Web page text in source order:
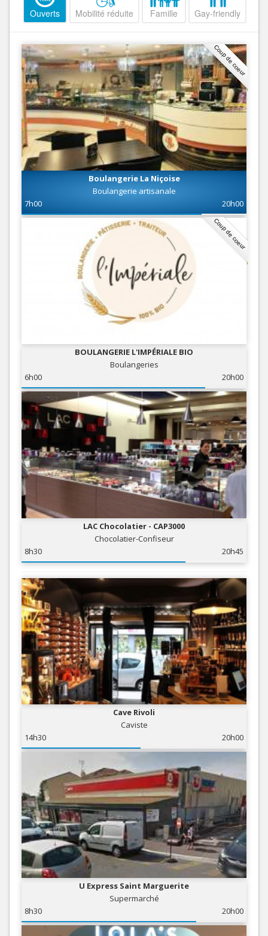
Ouverts Mobilité réduite Famille Gay-friendly
Coup de coeur
Boulangerie La Niçoise
Boulangerie artisanale
7h00
20h00
Coup de coeur
BOULANGERIE L'IMPÉRIALE BIO
Boulangeries
6h00
20h00
LAC Chocolatier - CAP3000
Chocolatier-Confiseur
8h30
20h45
Cave Rivoli
Caviste
14h30
20h00
U Express Saint Marguerite
Supermarché
8h30
20h00